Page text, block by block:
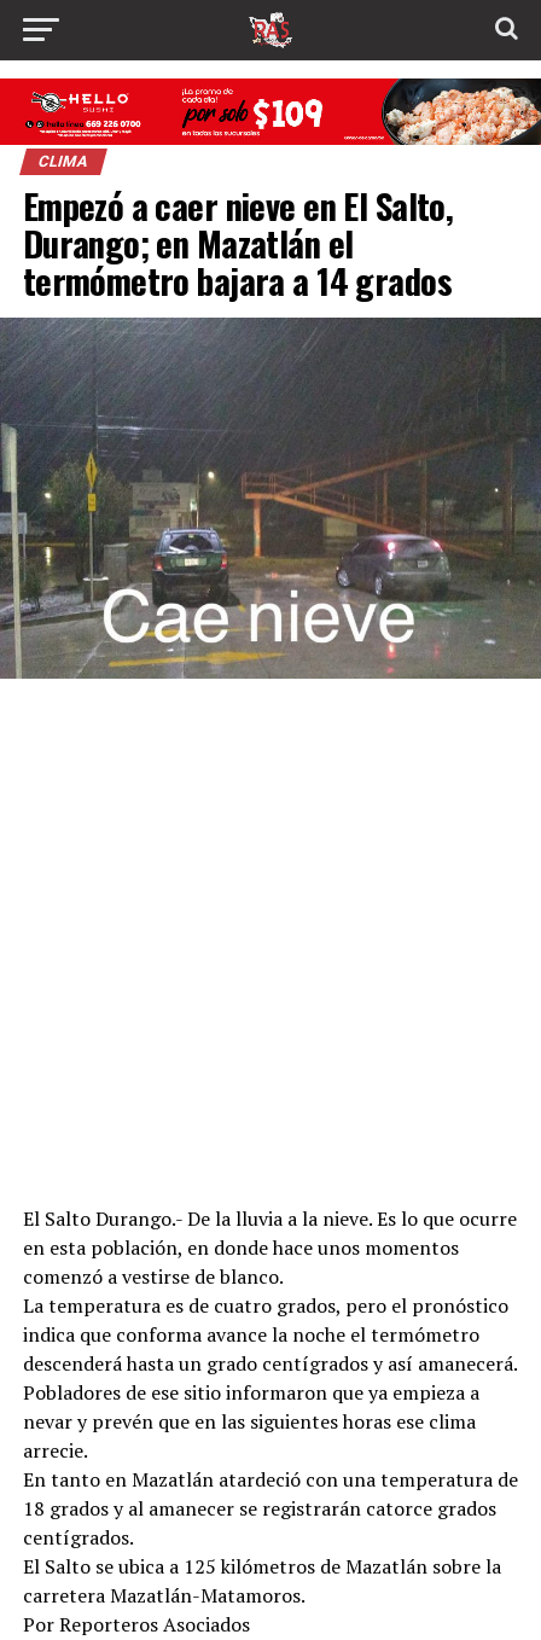
CLIMA
Empezó a caer nieve en El Salto,
Durango; en Mazatlán el
termómetro bajara a 14 grados
El Salto Durango.- De la lluvia a la nieve. Es lo que ocurre
en esta población, en donde hace unos momentos
comenzó a vestirse de blanco.
La temperatura es de cuatro grados, pero el pronóstico
indica que conforma avance la noche el termómetro
descenderá hasta un grado centígrados y así amanecerá.
Pobladores de ese sitio informaron que ya empieza a
nevar y prevén que en las siguientes horas ese clima
arrecie.
En tanto en Mazatlán atardeció con una temperatura de
18 grados y al amanecer se registrarán catorce grados
centígrados.
El Salto se ubica a 125 kilómetros de Mazatlán sobre la
carretera Mazatlán-Matamoros.
Por Reporteros Asociados